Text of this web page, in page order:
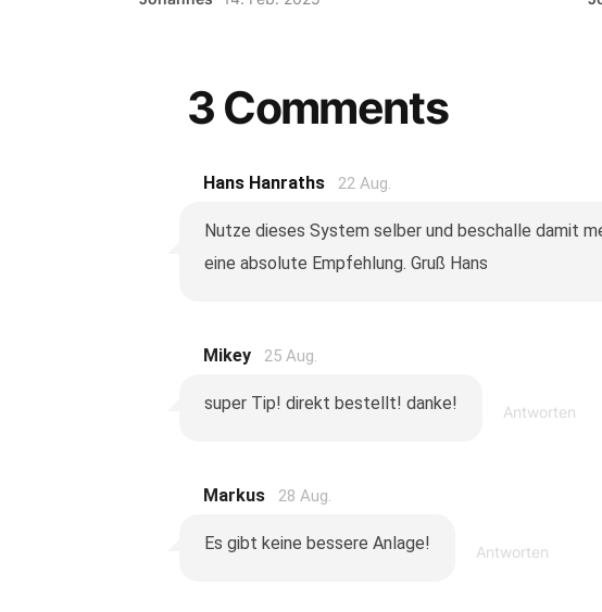
3 Comments
Hans Hanraths 22 Aug.
Nutze dieses System selber und beschalle damit
eine absolute Empfehlung. Gruß Hans
Mikey 25 Aug.
super Tip! direkt bestellt! danke! Antworten
Markus 28 Aug.
Es gibt keine bessere Anlage! Antworten